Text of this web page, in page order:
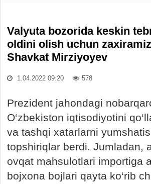
Valyuta bozorida keskin
oldini olish uchun
Shavkat Mirziyoyev
1.04.2022 09:20 578
Prezident jahondagi
O‘zbekiston iqtisodiyotini
va tashqi xatarlarni
topshiriqlar berdi. Jumladan,
ovqat mahsulotlari importiga
bojxona bojlari qayta ko‘rib